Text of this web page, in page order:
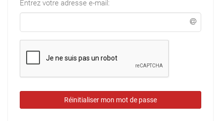
Entrez votre adresse e-mail:
Réinitialiser mon mot de passe